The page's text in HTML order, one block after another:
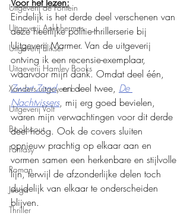
Uitgeverij de Fontein
Uitgeverij Ankhhermes
Uitgeverij Elikser
Uitgeverij Hamley Books
Xanders uitgevers b.v.
Uitgeverij Volt
Bookscout
Fantasy
Roman
Jeugd
Thriller
Eindelijk is het derde deel verschenen van
deze heerlijke politie-thrillerserie bij
Uitgeverij Marmer. Van de uitgeverij
ontving ik een recensie-exemplaar,
waarvoor mijn dank. Omdat deel één,
Zwart Zand, en deel twee, De
Nachtvissers, mij erg goed bevielen,
waren mijn verwachtingen voor dit derde
deel hoog. Ook de covers sluiten
opnieuw prachtig op elkaar aan en
vormen samen een herkenbare en stijlvolle
lijn, terwijl de afzonderlijke delen toch
duidelijk van elkaar te onderscheiden
blijven.